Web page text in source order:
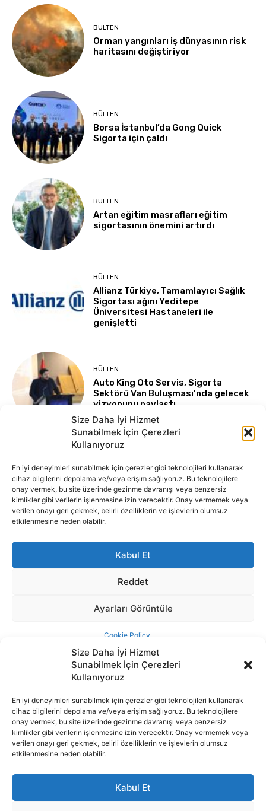
Size Daha İyi Hizmet
Sunabilmek İçin Çerezleri
Kullanıyoruz
En iyi deneyimleri sunabilmek için çerezler gibi teknolojileri kullanarak
cihaz bilgilerini depolama ve/veya erişim sağlıyoruz. Bu teknolojilere
onay vermek, bu site üzerinde gezinme davranışı veya benzersiz
kimlikler gibi verilerin işlenmesine izin verecektir. Onay vermemek veya
verilen onayı geri çekmek, belirli özelliklerin ve işlevlerin olumsuz
etkilenmesine neden olabilir.
Kabul Et
İnternet portalımızda yer alan tüm haber metini, resim ve benzeri
içeriğin hakları Sigortamedya Yayıncılık A.Ş.'ye aittir. Hiçbir şekilde
basılı ya da elektronik bir ortamda, kaynak gösterilse bile izin
alınmadan kullanılamaz.